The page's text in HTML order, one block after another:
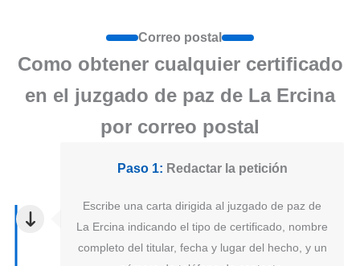
Correo postal
Como obtener cualquier certificado
en el juzgado de paz de La Ercina
por correo postal
Paso 1: Redactar la petición
Escribe una carta dirigida al juzgado de paz de
La Ercina indicando el tipo de certificado, nombre
completo del titular, fecha y lugar del hecho, y un